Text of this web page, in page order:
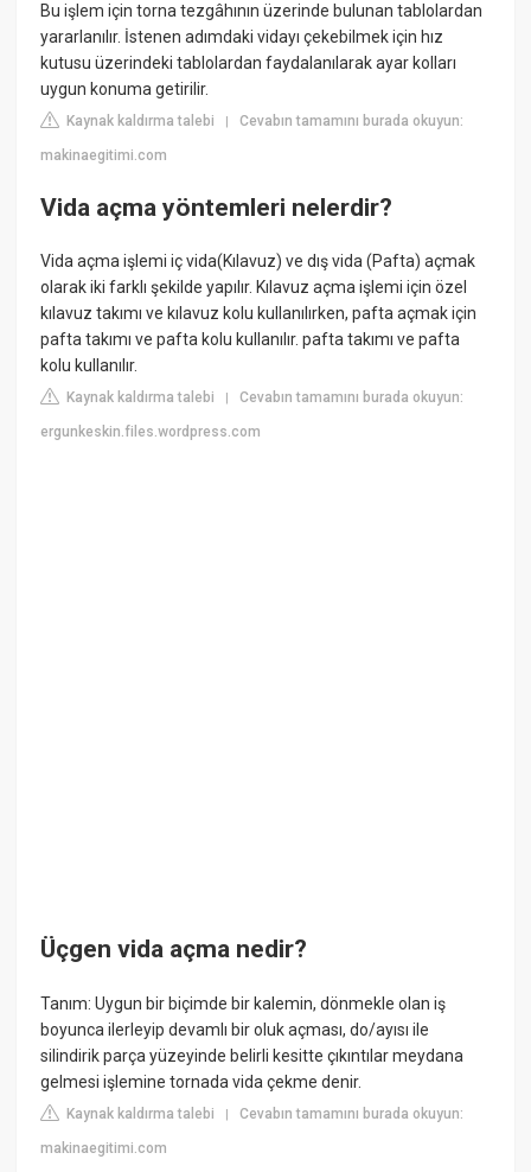
Bu işlem için torna tezgâhının üzerinde bulunan tablolardan
yararlanılır. İstenen adımdaki vidayı çekebilmek için hız
kutusu üzerindeki tablolardan faydalanılarak ayar kolları
uygun konuma getirilir.
Kaynak kaldırma talebi |Cevabın tamamını burada okuyun:
makinaegitimi.com
Vida açma yöntemleri nelerdir?
Vida açma işlemi iç vida(Kılavuz) ve dış vida (Pafta) açmak
olarak iki farklı şekilde yapılır. Kılavuz açma işlemi için özel
kılavuz takımı ve kılavuz kolu kullanılırken, pafta açmak için
pafta takımı ve pafta kolu kullanılır. pafta takımı ve pafta
kolu kullanılır.
Kaynak kaldırma talebi |Cevabın tamamını burada okuyun:
ergunkeskin.files.wordpress.com
Üçgen vida açma nedir?
Tanım: Uygun bir biçimde bir kalemin, dönmekle olan iş
boyunca ilerleyip devamlı bir oluk açması, do/ayısı ile
silindirik parça yüzeyinde belirli kesitte çıkıntılar meydana
gelmesi işlemine tornada vida çekme denir.
Kaynak kaldırma talebi |Cevabın tamamını burada okuyun:
makinaegitimi.com